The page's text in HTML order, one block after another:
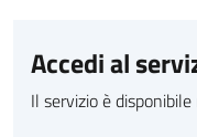
Accedi al
Il servizio è